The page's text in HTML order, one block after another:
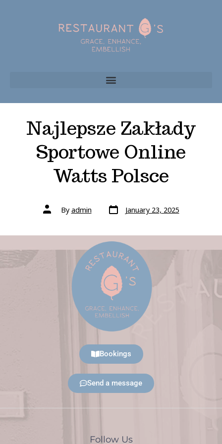
Najlepsze Zakłady
Sportowe Online
Watts Polsce
By admin January 23, 2025
Bookings
Send a message
Follow Us